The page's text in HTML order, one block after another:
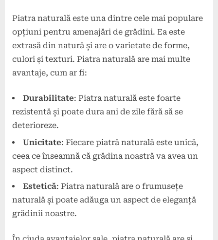
Piatra naturală este una dintre cele mai populare
opțiuni pentru amenajări de grădini. Ea este
extrasă din natură și are o varietate de forme,
culori și texturi. Piatra naturală are mai multe
avantaje, cum ar fi:
Durabilitate: Piatra naturală este foarte
rezistentă și poate dura ani de zile fără să se
deterioreze.
Unicitate: Fiecare piatră naturală este unică,
ceea ce înseamnă că grădina noastră va avea un
aspect distinct.
Estetică: Piatra naturală are o frumusețe
naturală și poate adăuga un aspect de eleganță
grădinii noastre.